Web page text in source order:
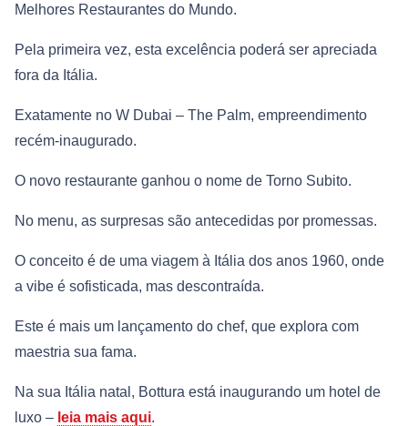
Melhores Restaurantes do Mundo.
Pela primeira vez, esta excelência poderá ser apreciada
fora da Itália.
Exatamente no W Dubai – The Palm, empreendimento
recém-inaugurado.
O novo restaurante ganhou o nome de Torno Subito.
No menu, as surpresas são antecedidas por promessas.
O conceito é de uma viagem à Itália dos anos 1960, onde
a vibe é sofisticada, mas descontraída.
Este é mais um lançamento do chef, que explora com
maestria sua fama.
Na sua Itália natal, Bottura está inaugurando um hotel de
luxo – leia mais aqui.